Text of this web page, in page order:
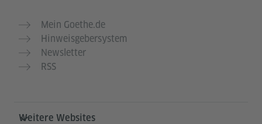
Mein Goethe.de
Hinweisgebersystem
Newsletter
RSS
Weitere Websites